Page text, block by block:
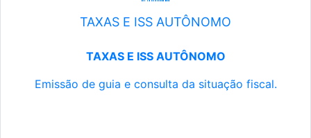
TAXAS E ISS AUTÔNOMO
TAXAS E ISS AUTÔNOMO
Emissão de guia e consulta da situação fiscal.